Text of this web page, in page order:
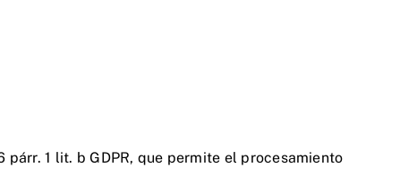
1 lit. b GDPR, que permite el procesamiento